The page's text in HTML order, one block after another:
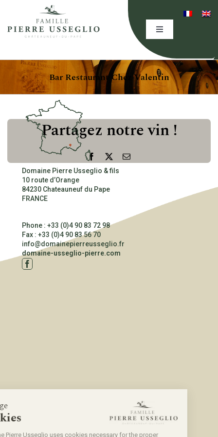
content
Toggle
THE DOMAINE
EXPERTISE
OUR WINES
EVENTS
CONTACT
Bar Restaurant Chez Valentin
Partagez notre vin !
Facebook
Email
Domaine Pierre Usseglio & fils
10 route d’Orange
84230 Chateauneuf du Pape
FRANCE
Phone : +33 (0)4 90 83 72 98
Fax : +33 (0)4 90 83 56 70
info@domainepierreusseglio.fr
domaine-usseglio-pierre.com
Manage
Cookies
Domaine Pierre Usseglio uses cookies necessary for the proper